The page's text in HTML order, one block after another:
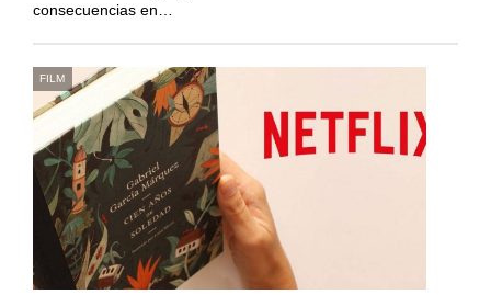
consecuencias en…
FILM